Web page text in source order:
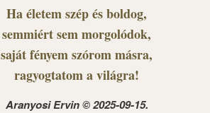
Ha életem szép és boldog,
semmiért sem morgolódok,
saját fényem szórom másra,
ragyogtatom a világra!
Aranyosi Ervin © 2025-09-15.